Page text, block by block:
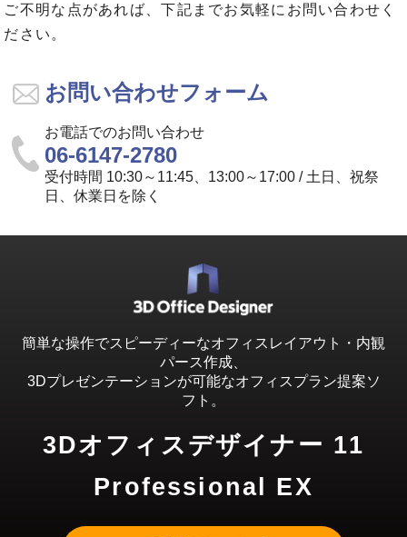
ご不明な点があれば、下記までお気軽にお問い合わせく
ださい。
お問い合わせフォーム
お電話でのお問い合わせ
06-6147-2780
受付時間 10:30～11:45、13:00～17:00 / 土日、祝祭
日、休業日を除く
簡単な操作でスピーディーなオフィスレイアウト・内観
パース作成、
3Dプレゼンテーションが可能なオフィスプラン提案ソ
フト。
3Dオフィスデザイナー 11
Professional EX